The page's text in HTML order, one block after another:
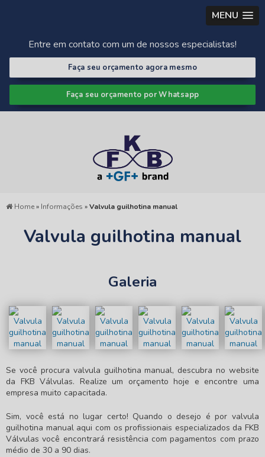
MENU
Entre em contato com um de nossos especialistas!
Faça seu orçamento agora mesmo
Faça seu orçamento por Whatsapp
Home» Informações »Valvula guilhotina manual
Valvula guilhotina manual
Galeria
Se você procura valvula guilhotina manual, descubra no website
da FKB Válvulas. Realize um orçamento hoje e encontre uma
empresa muito capacitada.
Sim, você está no lugar certo! Quando o desejo é por valvula
guilhotina manualaqui com os profissionais especializados da FKB
Válvulas você encontrará resistência com pagamentos com prazo
médio de 30 a 90 dias.